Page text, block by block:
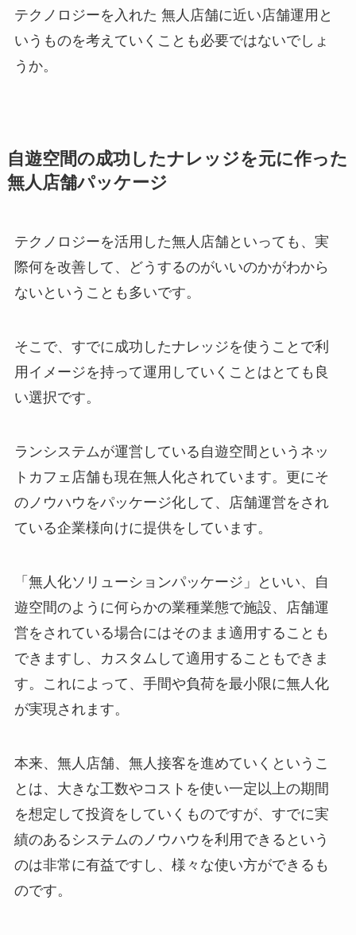
テクノロジーを入れた 無人店舗に近い店舗運用と
いうものを考えていくことも必要ではないでしょ
うか。
自遊空間の成功したナレッジを元に作った
無人店舗パッケージ
テクノロジーを活用した無人店舗といっても、実
際何を改善して、どうするのがいいのかがわから
ないということも多いです。
そこで、すでに成功したナレッジを使うことで利
用イメージを持って運用していくことはとても良
い選択です。
ランシステムが運営している自遊空間というネッ
トカフェ店舗も現在無人化されています。更にそ
のノウハウをパッケージ化して、店舗運営をされ
ている企業様向けに提供をしています。
「無人化ソリューションパッケージ」といい、自
遊空間のように何らかの業種業態で施設、店舗運
営をされている場合にはそのまま適用することも
できますし、カスタムして適用することもできま
す。これによって、手間や負荷を最小限に無人化
が実現されます。
本来、無人店舗、無人接客を進めていくというこ
とは、大きな工数やコストを使い一定以上の期間
を想定して投資をしていくものですが、すでに実
績のあるシステムのノウハウを利用できるという
のは非常に有益ですし、様々な使い方ができるも
のです。